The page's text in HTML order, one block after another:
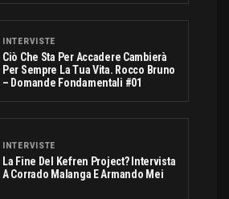
INTERVISTE
Ciò Che Sta Per Accadere Cambierà
Per Sempre La Tua Vita. Rocco Bruno
– Domande Fondamentali #01
INTERVISTE
La Fine Del Kefren Project? Intervista
A Corrado Malanga E Armando Mei